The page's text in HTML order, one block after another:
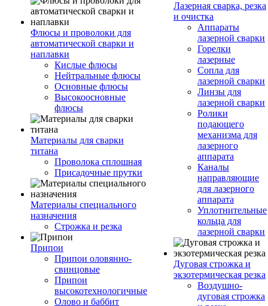
Флюсы и проволоки для
автоматической сварки и
наплавки
Кислые флюсы
Нейтральные флюсы
Основные флюсы
Высокоосновные
флюсы
Материалы для сварки
титана
Проволока сплошная
Присадочные прутки
Материалы специального
назначения
Строжка и резка
Припои
Припои оловянно-
свинцовые
Припои
высокотехнологичные
Олово и баббит
Лазерная сварка, резка
и очистка
Аппараты
лазерной сварки
Горелки
лазерные
Сопла для
лазерной сварки
Линзы для
лазерной сварки
Ролики
подающего
механизма для
лазерного
аппарата
Каналы
направляющие
для лазерного
аппарата
Уплотнительные
кольца для
лазерной сварки
Дуговая строжка и
экзотермическая резка
Воздушно-
дуговая строжка